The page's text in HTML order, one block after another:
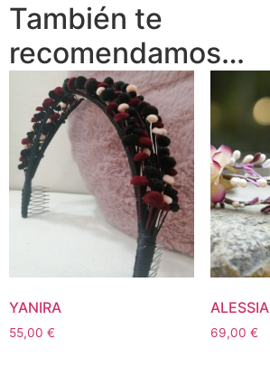
También te
recomendamos…
YANIRA
55,00 €
ALESSIA
69,00 €